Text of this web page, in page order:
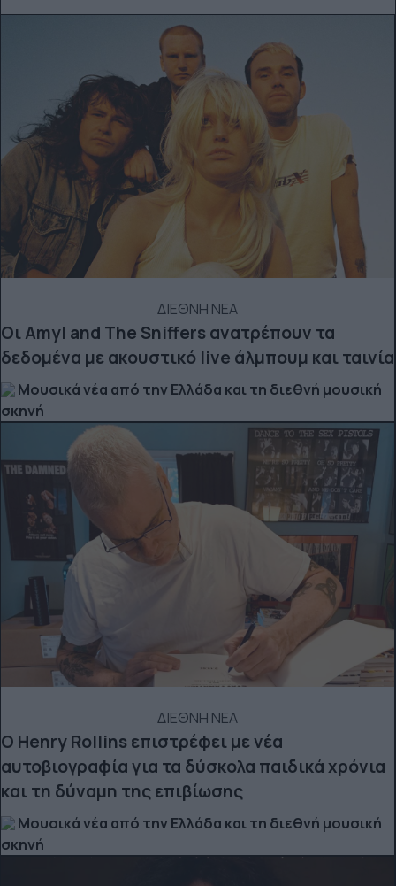
ΔΙΕΘΝΗ ΝΕΑ
Οι Amyl and The Sniffers ανατρέπουν τα
δεδομένα με ακουστικό live άλμπουμ και ταινία
Μουσικά νέα από την Ελλάδα και τη διεθνή μουσική
σκηνή
ΔΙΕΘΝΗ ΝΕΑ
Ο Henry Rollins επιστρέφει με νέα
αυτοβιογραφία για τα δύσκολα παιδικά χρόνια
και τη δύναμη της επιβίωσης
Μουσικά νέα από την Ελλάδα και τη διεθνή μουσική
σκηνή